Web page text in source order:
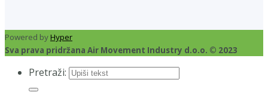
Powered byHyper
Sva prava pridržana Air Movement Industry d.o.o. © 2023
Pretraži: